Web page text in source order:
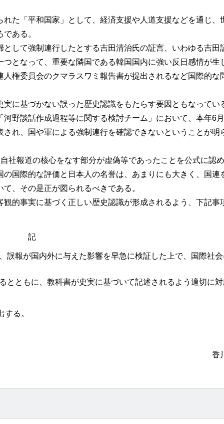
た「平和国家」として、経済支援や人道支援などを通じ、
ある。
して強制連行したとする吉田清治氏の証言、いわゆる吉田
となって、重要な隣国である韓国国内に強い反日感情が生
権委員会のクマラスワミ報告書が提出されるなど国際的な
に基づかない誤った歴史認識をもたらす要因ともなってい
野談話作成過程等に関する検討チーム」において、本年6
れ、国や軍による強制連行を確認できないということが明
社報道の核心をなす部分が虚偽等であったことを公式に認
国際的な評価と日本人の名誉は、あまりにも大きく、国連
、その是正が図られるべきである。
的事実に基づく正しい歴史認識が形成されるよう、下記事
記
誤報が国内外に与えた影響を早急に検証した上で、国際社
とともに、教科書が史実に基づいて記述されるよう適切に
る。
香